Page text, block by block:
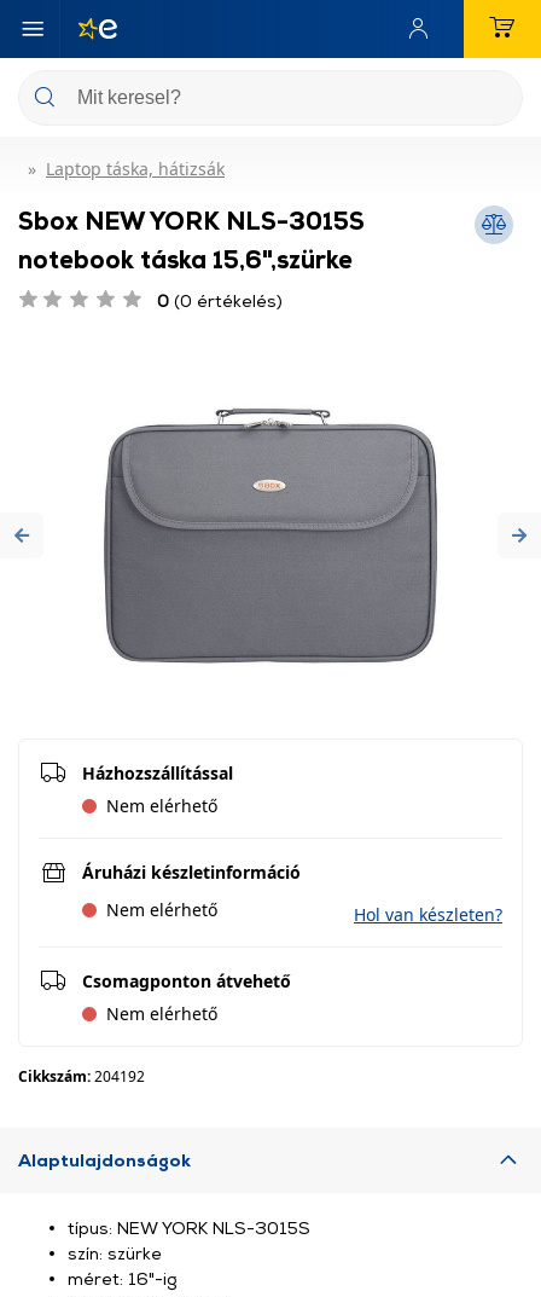
Laptop táska, hátizsák
Sbox NEW YORK NLS-3015S
notebook táska 15,6",szürke
0 (0 értékelés)
Previous
Házhozszállítással
Nem elérhető
Áruházi készletinformáció
Nem elérhető
Hol van készleten?
Csomagponton átvehető
Nem elérhető
Cikkszám:204192
Alaptulajdonságok
típus: NEW YORK NLS-3015S
szín: szürke
méret: 16"-ig